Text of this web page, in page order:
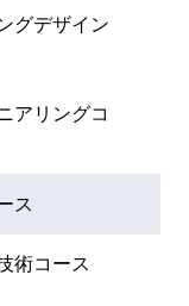
報コース
グデザイン
アリングコ
ス
術コース